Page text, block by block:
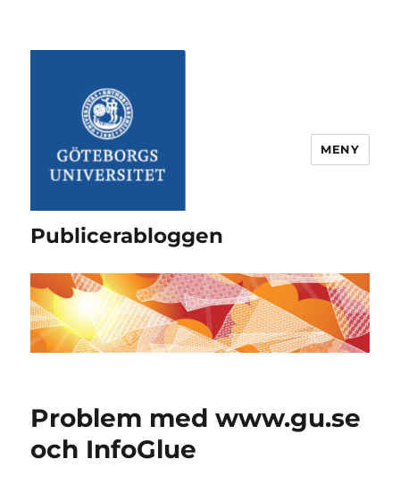
Publicerabloggen
MENY
Problem med www.gu.se
och InfoGlue